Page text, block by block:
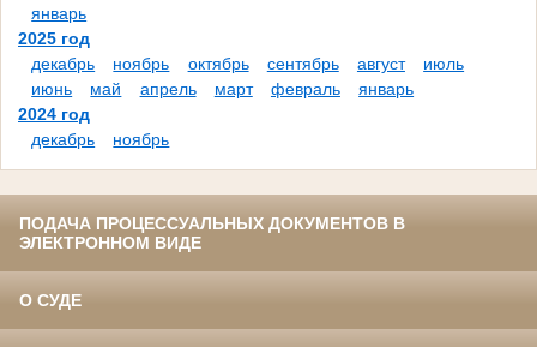
январь
2025 год
декабрь
ноябрь октябрь сентябрь август
июль
июнь
май апрель март февраль
январь
2024 год
декабрь
ноябрь
ПОДАЧА ПРОЦЕССУАЛЬНЫХ ДОКУМЕНТОВ В
ЭЛЕКТРОННОМ ВИДЕ
О СУДЕ